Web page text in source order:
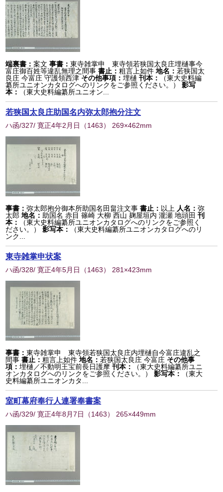
端裏書：案文 事書：東寺雑掌申 東寺領若狭国太良庄埋樋事今
富庄御百姓等違乱無理之間事 書止：粗言上如件 地名：若狭国太
良庄 今富庄 守護領西津 その他事項：埋樋 刊本：
（東大史料編
纂所ユニオンカタログへのリンクをご参照ください。）
影写
本：
（東大史料編纂所ユニオン...
若狭国太良庄助国名内弥太郎抱分注文
ハ函/327/ 寛正4年2月日 （1463） 269×462mm
事書：弥太郎抱分御本所助国名田畠注文事 書止： 以上 人名：弥
太郎 地名： 助国名 赤目 篠崎 大柳 西山 麹屋垣内 瀧瀬 地頭田 刊
本：
（東大史料編纂所ユニオンカタログへのリンクをご参照く
ださい。）
影写本：
（東大史料編纂所ユニオンカタログへのリ
ンク...
東寺雑掌申状案
ハ函/328/ 寛正4年5月日 （1463） 281×423mm
事書：東寺雑掌申 東寺領若狭国太良庄内埋樋自今富庄違乱之
間事 書止：粗言上如件 地名：若狭国太良庄 今富庄 その他事
項：埋樋／不動明王宝前長日護摩 刊本：
（東大史料編纂所ユニ
オンカタログへのリンクをご参照ください。）
影写本：
（東大
史料編纂所ユニオンカタ...
室町幕府奉行人連署奉書案
ハ函/329/ 寛正4年8月7日 （1463） 265×449mm